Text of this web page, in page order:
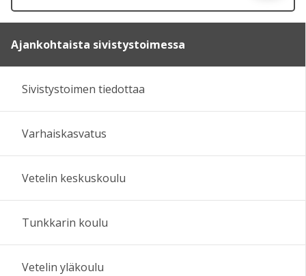
Ajankohtaista sivistystoimessa
Sivistystoimen tiedottaa
Varhaiskasvatus
Vetelin keskuskoulu
Tunkkarin koulu
Vetelin yläkoulu